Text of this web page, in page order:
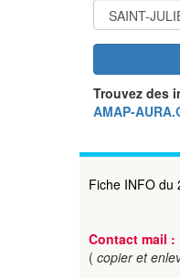
Trouvez des
AMAP-
Fiche INFO du
Contact mail :
( copier et